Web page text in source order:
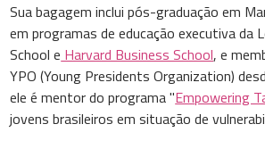
Sua bagagem inclui pós-graduação em
em programas de educação executiva da
School e Harvard Business School, e
YPO (Young Presidents Organization)
ele é mentor do programa "Empowering
jovens brasileiros em situação de